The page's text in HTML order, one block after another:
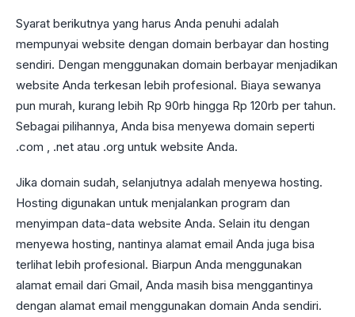
Syarat berikutnya yang harus Anda penuhi adalah
mempunyai website dengan domain berbayar dan hosting
sendiri. Dengan menggunakan domain berbayar menjadikan
website Anda terkesan lebih profesional. Biaya sewanya
pun murah, kurang lebih Rp 90rb hingga Rp 120rb per tahun.
Sebagai pilihannya, Anda bisa menyewa domain seperti
.com , .net atau .org untuk website Anda.
Jika domain sudah, selanjutnya adalah menyewa hosting.
Hosting digunakan untuk menjalankan program dan
menyimpan data-data website Anda. Selain itu dengan
menyewa hosting, nantinya alamat email Anda juga bisa
terlihat lebih profesional. Biarpun Anda menggunakan
alamat email dari Gmail, Anda masih bisa menggantinya
dengan alamat email menggunakan domain Anda sendiri.